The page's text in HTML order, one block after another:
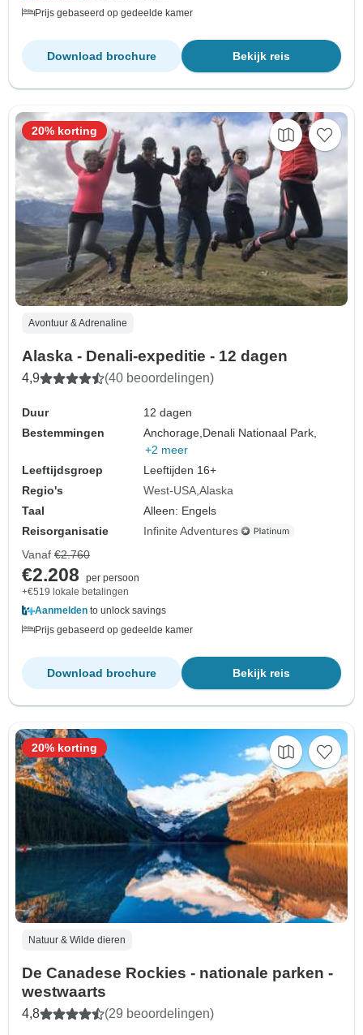
Prijs gebaseerd op gedeelde kamer
Bekijk reis
Download brochure
Avontuur & Adrenaline
Alaska - Denali-expeditie - 12 dagen
4,9 (40 beoordelingen)
Duur
12 dagen
Bestemmingen
Anchorage, Denali Nationaal Park,
+2 meer
Leeftijdsgroep
Leeftijden 16+
Regio's
West-USA Alaska
Taal
Alleen: Engels
Reisorganisatie
Infinite Adventures
20% korting
Vanaf €2.760
€2.208
per persoon
+€519 lokale betalingen
Aanmelden to unlock savings
Prijs gebaseerd op gedeelde kamer
Bekijk reis
Download brochure
Natuur & Wilde dieren
De Canadese Rockies - nationale parken -
westwaarts
4,8 (29 beoordelingen)
20% korting